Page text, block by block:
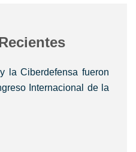
la Ciberdefensa fueron
Internacional de la